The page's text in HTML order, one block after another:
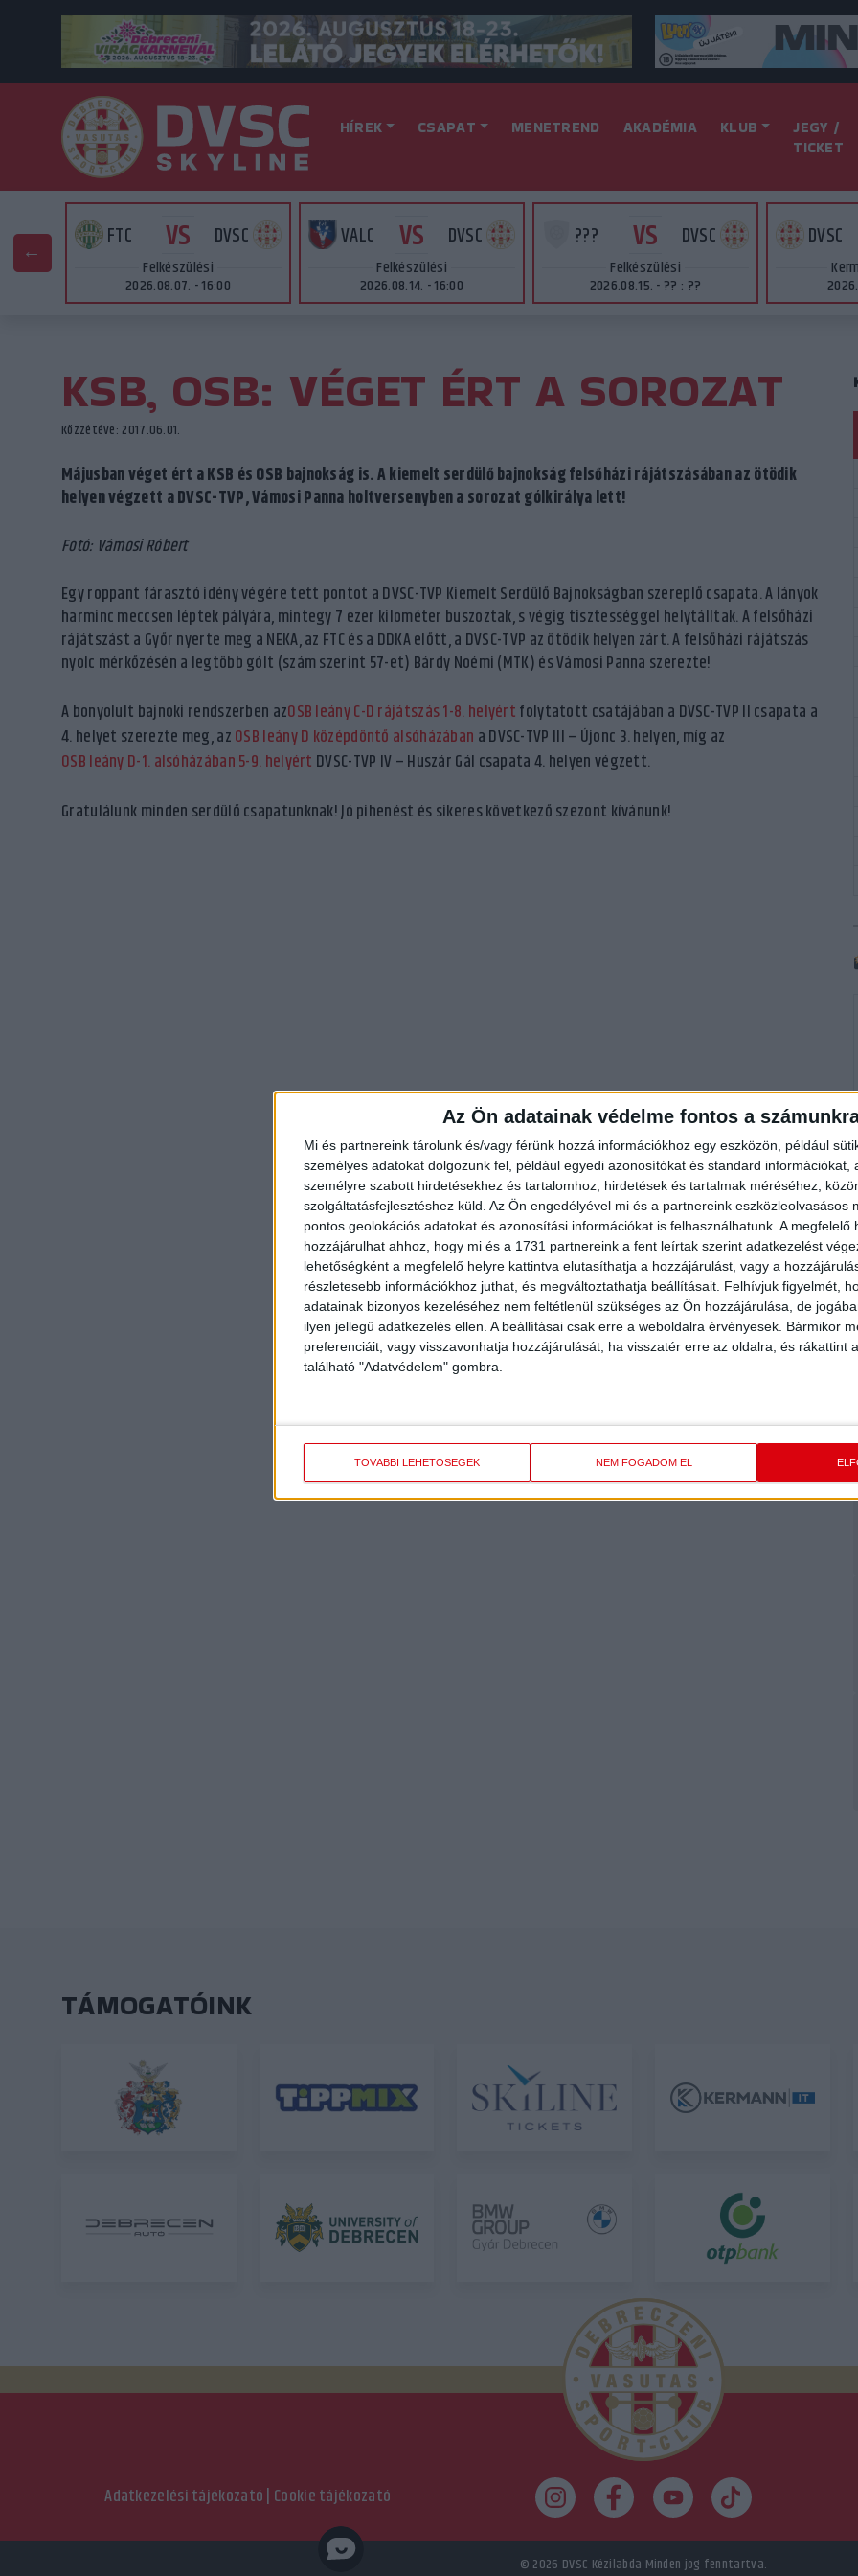
Az Ön adatainak védelme fontos a
Mi és partnereink tárolunk és/vagy férünk hozzá információkhoz egy eszközön, például
személyes adatokat dolgozunk fel, például egyedi azonosítókat és standard információkat,
személyre szabott hirdetésekhez és tartalomhoz, hirdetések és tartalmak méréséhez,
szolgáltatásfejlesztéshez küld. Az Ön engedélyével mi és a partnereink eszközleolvasásos
pontos geolokációs adatokat és azonosítási információkat is felhasználhatunk. A megfelelő
hozzájárulhat ahhoz, hogy mi és a 1731 partnereink a fent leírtak szerint adatkezelést
lehetőségként a megfelelő helyre kattintva elutasíthatja a hozzájárulást, vagy a
részletesebb információkhoz juthat, és megváltoztathatja beállításait. Felhívjuk figyelmét,
adatainak bizonyos kezeléséhez nem feltétlenül szükséges az Ön hozzájárulása, de
ilyen jellegű adatkezelés ellen. A beállításai csak erre a weboldalra érvényesek. Bármikor
preferenciáit, vagy visszavonhatja hozzájárulását, ha visszatér erre az oldalra, és rákattint
található "Adatvédelem" gombra.
TOVÁBBI LEHETŐSÉGEK NEM FOGADOM EL
HÍREK CSAPAT MENETREND AKADÉMIA KLUB
JEGY /
TICKET
FTC VS DVSC
Felkészülési
2026.08.07. - 16:00
VALC VS DVSC
Felkészülési
2026.08.14. - 16:00
??? VS DVSC
Felkészülési
2026.08.15. - ?? : ??
DVSC
KSB, OSB: VÉGET ÉRT A SOROZAT
Közzétéve: 2017.06.01.
Májusban véget ért a KSB és OSB bajnokság is. A kiemelt serdülő bajnokság felsőházi rájátszásában az ötödik
helyen végzett a DVSC-TVP, Vámosi Panna holtversenyben a sorozat gólkirálya lett!
Fotó: Vámosi Róbert
Egy roppant fárasztó idény végére tett pontot a DVSC-TVP Kiemelt Serdülő Bajnokságban szereplő csapata. A lányok
harminc meccsen léptek pályára, mintegy 7 ezer kilométer buszoztak, s végig tisztességgel helytálltak. A felsőházi
rájátszást a Győr nyerte meg a NEKA, az FTC és a DDKA előtt, a DVSC-TVP az ötödik helyen zárt. A felsőházi rájátszás
nyolc mérkőzésén a legtöbb gólt (szám szerint 57-et) Bárdy Noémi (MTK) és Vámosi Panna szerezte!
A bonyolult bajnoki rendszerben azOSB leány C-D rájátszás 1-8. helyértfolytatott csatájában a DVSC-TVP II csapata a
4. helyet szerezte meg, azOSB leány D középdöntő alsóházában a DVSC-TVP III – Újonc 3. helyen, míg az
OSB leány D-1. alsóházában 5-9. helyért DVSC-TVP IV – Huszár Gál csapata 4. helyen végzett.
Gratulálunk minden serdülő csapatunknak! Jó pihenést és sikeres következő szezont kívánunk!
TÁMOGATÓINK
Adatkezelési tájékozató| Cookie tájékozató
© 2026 DVSC Kézilabda Minden jog fenntartva.